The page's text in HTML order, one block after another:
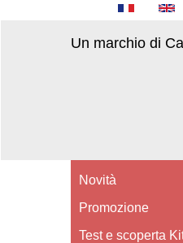
Un marchio di
Novità
Promozione
Test e scoperta